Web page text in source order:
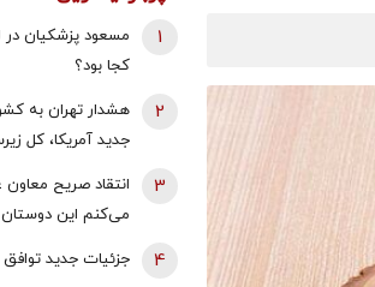
مسعود پزشکیان در
کجا بود؟
1
هشدار تهران به
جدید آمریکا، کل
2
انتقاد صریح معاون
می‌کنم این
خارجی عرصه
است
3
جزئیات جدید توافق 4